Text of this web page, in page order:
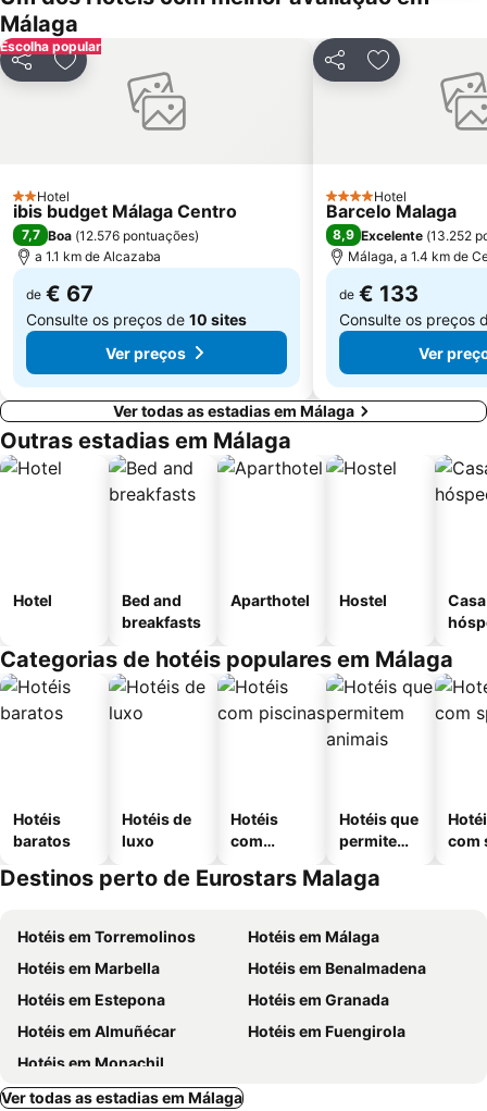
Vialia Estación María Zambrano
Cruz de Humilladero
Guadalmar
Aqualand
Paseo Marítimo Rey de España
Los Boliches - Las Gaviotas
Baños del Carmen
Museo de Artes Marineras de Torre de Benagalbón
Ayuntamiento de Marbella
Parque del Oeste
Arena of La Malagueta
Distrito Este
Málaga
Escolha popular
PartilharAdicionar aos favoritos
2 Estrelas
Hotel
ibis budget Málaga Centro
7,7 Boa (12.576 pontuações)
a 1.1 km de Alcazaba
de € 67
Consulte os preços de 10 sites
Ver preços
PartilharAdicionar
4 Estrelas
Hotel
Barcelo Malaga
8,9 Excelente (13.252
Málaga, a 1.4 km de
de € 133
Consulte os preços
Ver
Ver todas as estadias em Málaga
Outras estadias em Málaga
Hotel
Bed and
breakfasts
Aparthotel Hostel
Categorias de hotéis populares em Málaga
Hotéis
baratos
Hotéis de
luxo
Hotéis
com
Hotéis que
permitem
com
Destinos perto de Eurostars Malaga
Hotéis em Torremolinos
Hotéis em Málaga
Hotéis em Marbella
Hotéis em Benalmadena
Hotéis em Estepona
Hotéis em Granada
Hotéis em Almuñécar
Hotéis em Fuengirola
Hotéis em Monachil
Ver todas as estadias em Málaga